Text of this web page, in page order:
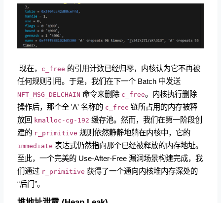
​ 现在， c_free 的引用计数已经归零，内核认为它不再被
任何规则引用。于是，我们在下一个 Batch 中发送
NFT_MSG_DELCHAIN 命令来删除 c_free。内核执行删除
操作后，那个全 'A' 名称的 c_free 链所占用的内存被释
放回 kmalloc-cg-192 缓存池。然而，我们在第一阶段创
建的 r_primitive 规则依然静静地躺在内核中，它的
immediate 表达式仍然指向那个已经被释放的内存地址。
至此，一个完美的 Use-After-Free 漏洞场景构建完成，我
们通过 r_primitive 获得了一个通向内核堆内存深处的
“后门”。